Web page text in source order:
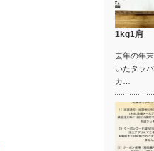
1kg1肩
去年の年
いたタラ
カ…